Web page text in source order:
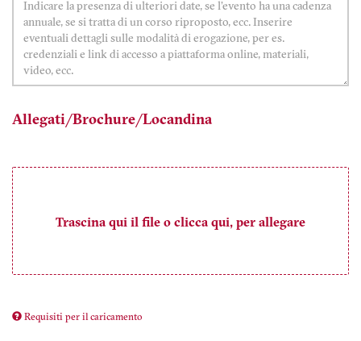
Allegati/Brochure/Locandina
Requisiti per il caricamento